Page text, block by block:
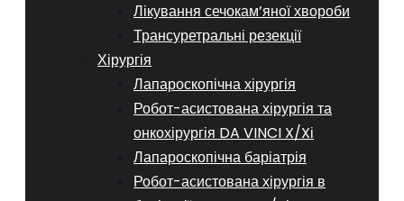
Лікування сечокам’яної хвороби
Трансуретральні резекції
Хірургія
Лапароскопічна хірургія
Робот-асистована хірургія та
онкохірургія DA VINCI X/Xі
Лапароскопічна баріатрія
Робот-асистована хірургія в